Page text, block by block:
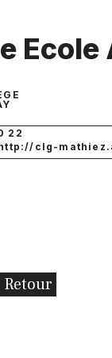
contenu
22
clg-
Retour